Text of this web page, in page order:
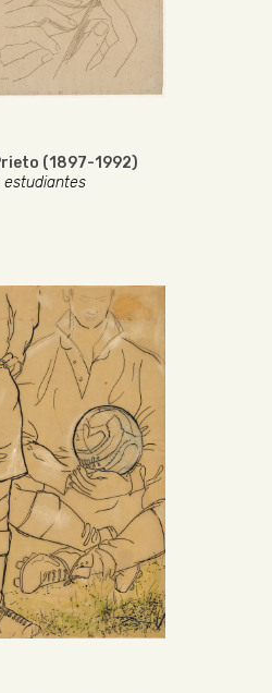
(1897-1992)
estudiantes